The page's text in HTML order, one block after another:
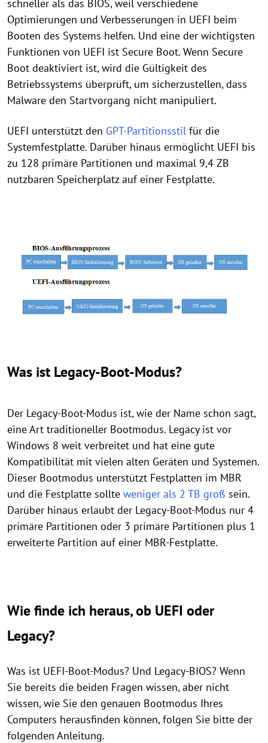
schneller als das BIOS, weil verschiedene
Optimierungen und Verbesserungen in UEFI beim
Booten des Systems helfen. Und eine der wichtigsten
Funktionen von UEFI ist Secure Boot. Wenn Secure
Boot deaktiviert ist, wird die Gültigkeit des
Betriebssystems überprüft, um sicherzustellen, dass
Malware den Startvorgang nicht manipuliert.
UEFI unterstützt den GPT-Partitionsstil für die
Systemfestplatte. Darüber hinaus ermöglicht UEFI bis
zu 128 primäre Partitionen und maximal 9,4 ZB
nutzbaren Speicherplatz auf einer Festplatte.
Was ist Legacy-Boot-Modus?
Der Legacy-Boot-Modus ist, wie der Name schon sagt,
eine Art traditioneller Bootmodus. Legacy ist vor
Windows 8 weit verbreitet und hat eine gute
Kompatibilität mit vielen alten Geräten und Systemen.
Dieser Bootmodus unterstützt Festplatten im MBR
und die Festplatte sollte weniger als 2 TB groß sein.
Darüber hinaus erlaubt der Legacy-Boot-Modus nur 4
primäre Partitionen oder 3 primäre Partitionen plus 1
erweiterte Partition auf einer MBR-Festplatte.
Wie finde ich heraus, ob UEFI oder
Legacy?
Was ist UEFI-Boot-Modus? Und Legacy-BIOS? Wenn
Sie bereits die beiden Fragen wissen, aber nicht
wissen, wie Sie den genauen Bootmodus Ihres
Computers herausfinden können, folgen Sie bitte der
folgenden Anleitung.